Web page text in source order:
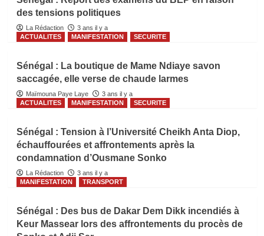
des tensions politiques
La Rédaction
3 ans il y a
ACTUALITES
MANIFESTATION SECURITE
Sénégal : La boutique de Mame Ndiaye savon
saccagée, elle verse de chaude larmes
Maïmouna Paye Laye
3 ans il y a
ACTUALITES
MANIFESTATION SECURITE
Sénégal : Tension à l’Université Cheikh Anta Diop,
échauffourées et affrontements après la
condamnation d’Ousmane Sonko
La Rédaction
3 ans il y a
MANIFESTATION
TRANSPORT
Sénégal : Des bus de Dakar Dem Dikk incendiés à
Keur Massear lors des affrontements du procès de